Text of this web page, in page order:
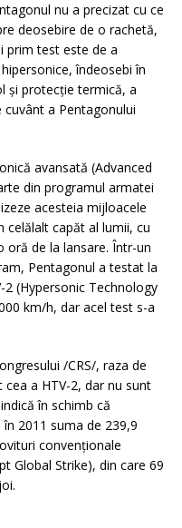
nu a precizat cu ce
deosebire de o rachetă,
prim test este de a
îndeosebi în
şi protecţie termică, a
a Pentagonului
avansată (Advanced
din programul armatei
acesteia mijloacele
celălalt capăt al lumii, cu
oră de la lansare. Într-un
Pentagonul a testat la
(Hypersonic Technology
km/h, dar acel test s-a
/CRS/, raza de
a HTV-2, dar nu sunt
în schimb că
2011 suma de 239,9
convenţionale
Global Strike), din care 69